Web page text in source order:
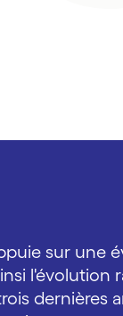
sur une
l'évolution
dernières